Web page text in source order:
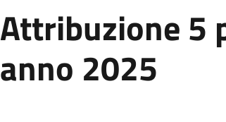
Attribuzione 5
anno 2025